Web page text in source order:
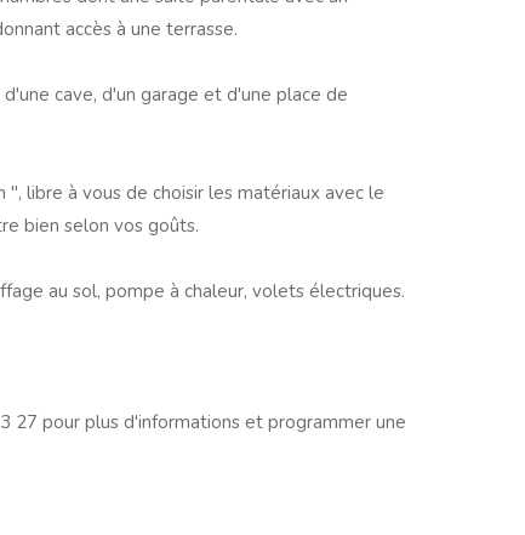
accès à une terrasse.
cave, d'un garage et d'une place de
", libre à vous de choisir les matériaux avec le
bien selon vos goûts.
au sol, pompe à chaleur, volets électriques.
27 pour plus d'informations et programmer une